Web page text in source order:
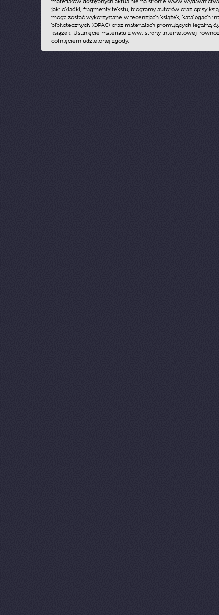
materiałów dostępnych aktualnie na stronie
jak: okładki, fragmenty tekstu, biogramy autorów oraz opisy
mogą zostać wykorzystane w recenzjach książek, katalogach
bibliotecznych (OPAC) oraz materiałach promujących legalną
książek. Usunięcie materiału z ww. strony internetowej,
cofnięciem udzielonej zgody.